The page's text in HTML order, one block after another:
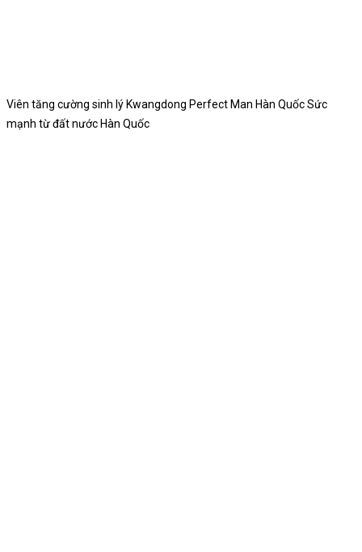
Viên tăng cường sinh lý Kwangdong Perfect Man Hàn Quốc Sức
mạnh từ đất nước Hàn Quốc